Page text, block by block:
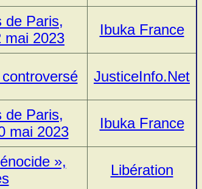
de Paris,
mai 2023
Ibuka France
JusticeInfo.Net
de Paris,
mai 2023
Ibuka France
»,
Libération